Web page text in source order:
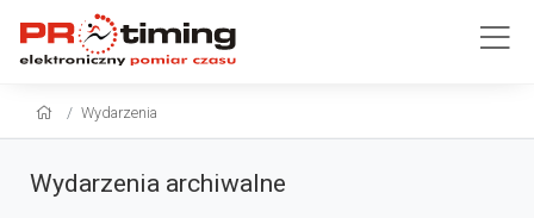
Wydarzenia
Wydarzenia archiwalne